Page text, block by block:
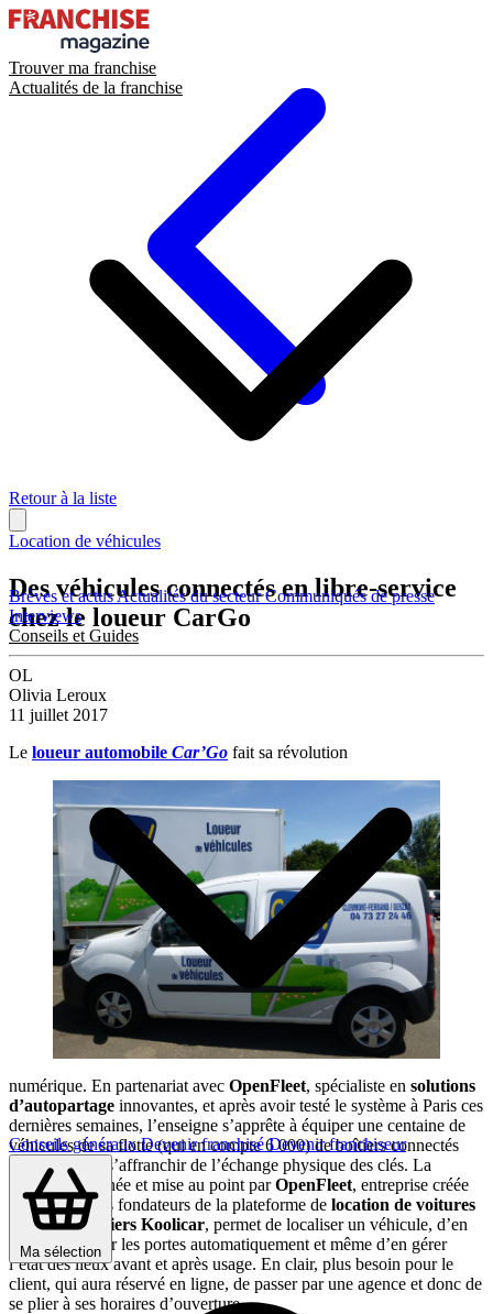
Trouver ma franchise
Actualités de la franchise
Brèves et actusActualités du secteurCommuniqués de presse
Interviews
Conseils et Guides
Conseils générauxDevenir franchiséDevenir franchiseur
Ma sélection
Retour à la liste
Location de véhicules
Des véhicules connectés en libre-service
chez le loueur CarGo
OL
Olivia Leroux
11 juillet 2017
Le loueur automobile Car’Go fait sa révolution
numérique. En partenariat avec OpenFleet, spécialiste en solutions
d’autopartage innovantes, et après avoir testé le système à Paris ces
dernières semaines, l’enseigne s’apprête à équiper une centaine de
véhicules de sa flotte (qui en compte 6 000) de boîtiers connectés
permettant de s’affranchir de l’échange physique des clés. La
solution imaginée et mise au point parOpenFleet, entreprise créée
en 2011 par les fondateurs de la plateforme de location de voitures
entre particuliers Koolicar, permet de localiser un véhicule, d’en
ouvrir et fermer les portes automatiquement et même d’en gérer
l’état des lieux avant et après usage. En clair, plus besoin pour le
client, qui aura réservé en ligne, de passer par une agence et donc de
se plier à ses horaires d’ouverture.